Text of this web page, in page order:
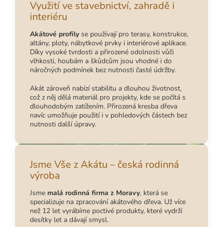
Využití ve stavebnictví, zahradě i
interiéru
Akátové profily se používají pro terasy, konstrukce,
altány, ploty, nábytkové prvky i interiérové aplikace.
Díky vysoké tvrdosti a přirozené odolnosti vůči
vlhkosti, houbám a škůdcům jsou vhodné i do
náročných podmínek bez nutnosti časté údržby.
Akát zároveň nabízí stabilitu a dlouhou životnost,
což z něj dělá materiál pro projekty, kde se počítá s
dlouhodobým zatížením. Přirozená kresba dřeva
navíc umožňuje použití i v pohledových částech bez
nutnosti další úpravy.
Jsme Vše z Akátu – česká rodinná
výroba
Jsme malá rodinná firma z Moravy, která se
specializuje na zpracování akátového dřeva. Už více
než 12 let vyrábíme poctivé produkty, které vydrží
desítky let a dávají smysl.